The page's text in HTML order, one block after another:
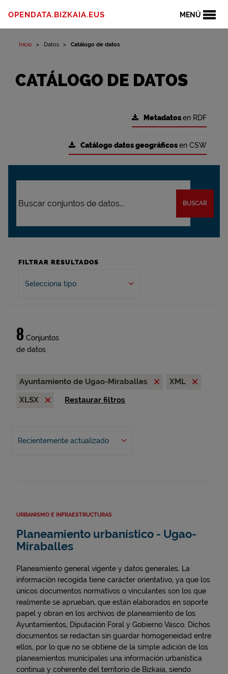
MENÚ
OPENDATA.BIZKAIA.EUS
Inicio Datos Catálogo de datos
CATÁLOGO DE DATOS
Metadatosen RDF
Catálogo datos geográficosen CSW
BUSCAR
FILTRAR RESULTADOS
Selecciona tipo
8 Conjuntos
de datos
Ayuntamiento de Ugao-Miraballes
XML
XLSX
Restaurar filtros
Recientemente actualizado
URBANISMO E INFRAESTRUCTURAS
Planeamiento urbanístico - Ugao-
Miraballes
Planeamiento general vigente y datos generales. La
información recogida tiene carácter orientativo, ya que los
únicos documentos normativos o vinculantes son los que
realmente se aprueban, que están elaborados en soporte
papel y obran en los archivos de planeamiento de los
Ayuntamientos, Diputación Foral y Gobierno Vasco. Dichos
documentos se redactan sin guardar homogeneidad entre
ellos, por lo que no se obtiene de la simple adición de los
planeamientos municipales una información urbanística
continua y coherente del territorio de Bizkaia, siendo